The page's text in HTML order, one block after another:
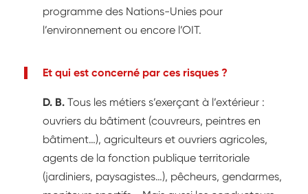
programme des Nations-Unies pour
l’environnement ou encore l’OIT.
Et qui est concerné par ces risques ?
D. B. Tous les métiers s’exerçant à l’extérieur :
ouvriers du bâtiment (couvreurs, peintres en
bâtiment…), agriculteurs et ouvriers agricoles,
agents de la fonction publique territoriale
(jardiniers, paysagistes…), pêcheurs, gendarmes,